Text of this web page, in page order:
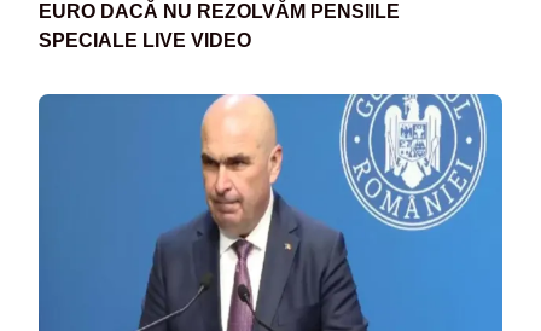
EURO DACĂ NU REZOLVĂM PENSIILE
SPECIALE LIVE VIDEO